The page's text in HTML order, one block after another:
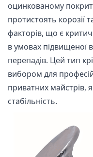
оцинкованому
протистоять корозії
факторів, що є
в умовах підвищеної
перепадів. Цей тип
вибором для
приватних майстрів,
стабільність.